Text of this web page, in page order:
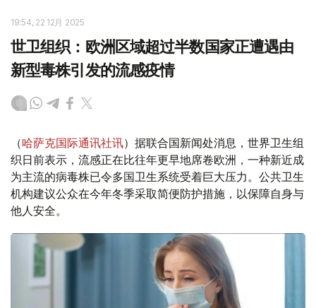
19:54, 22 12月 2025
世卫组织：欧洲区域超过半数国家正遭遇由
新型毒株引发的流感疫情
（哈萨克国际通讯社讯）据联合国新闻处消息，世界卫生组
织日前表示，流感正在比往年更早地席卷欧洲，一种新近成
为主流的病毒株已令多国卫生系统受着巨大压力。公共卫生
机构建议公众在今年冬季采取简便防护措施，以保障自身与
他人安全。